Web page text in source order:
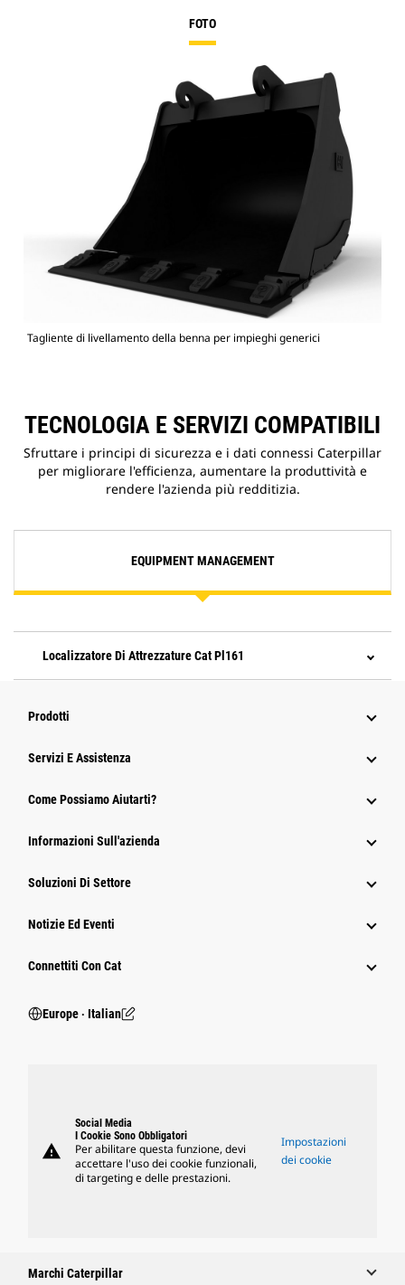
FOTO
Tagliente di livellamento della benna per impieghi generici
TECNOLOGIA E SERVIZI COMPATIBILI
Sfruttare i principi di sicurezza e i dati connessi Caterpillar
per migliorare l'efficienza, aumentare la produttività e
rendere l'azienda più redditizia.
EQUIPMENT MANAGEMENT
Localizzatore Di Attrezzature Cat Pl161
Prodotti
Servizi E Assistenza
Come Possiamo Aiutarti?
Informazioni Sull'azienda
Soluzioni Di Settore
Notizie Ed Eventi
Connettiti Con Cat
Europe ‧ Italian
warning
Social Media
I Cookie Sono Obbligatori
Per abilitare questa funzione, devi
accettare l'uso dei cookie funzionali,
di targeting e delle prestazioni.
Impostazioni
dei cookie
Marchi Caterpillar